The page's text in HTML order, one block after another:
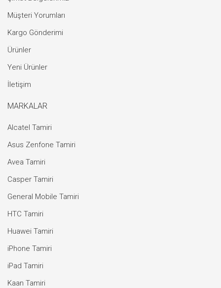
Müşteri Yorumları
Kargo Gönderimi
Ürünler
Yeni Ürünler
İletişim
MARKALAR
Alcatel Tamiri
Asus Zenfone Tamiri
Avea Tamiri
Casper Tamiri
General Mobile Tamiri
HTC Tamiri
Huawei Tamiri
iPhone Tamiri
iPad Tamiri
Kaan Tamiri